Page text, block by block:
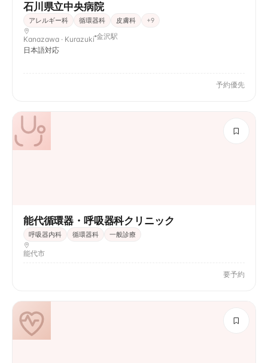
石川県立中央病院
アレルギー科 循環器科 皮膚科 +9
Kanazawa · Kurazuki 金沢駅
日本語対応
予約優先
能代循環器・呼吸器科クリニック
呼吸器内科 循環器科 一般診療
能代市
要予約